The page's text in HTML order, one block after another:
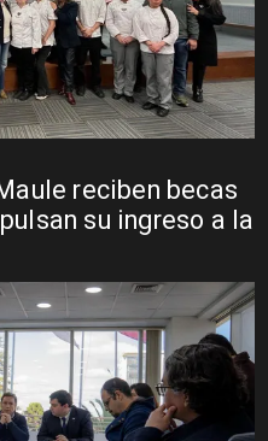
reciben becas
su ingreso a la